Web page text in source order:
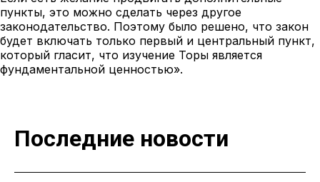
пункты, это можно сделать через другое
законодательство. Поэтому было решено, что закон
будет включать только первый и центральный пункт,
который гласит, что изучение Торы является
фундаментальной ценностью».
Последние новости